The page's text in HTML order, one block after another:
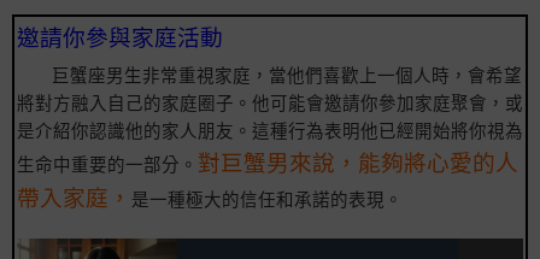
邀請你參與家庭活動
巨蟹座男生非常重視家庭，當他們喜歡上一個人時，會希望
將對方融入自己的家庭圈子。他可能會邀請你參加家庭聚會，或
是介紹你認識他的家人朋友。這種行為表明他已經開始將你視為
生命中重要的一部分。 對巨蟹男來說，能夠將心愛的人
帶入家庭， 是一種極大的信任和承諾的表現。